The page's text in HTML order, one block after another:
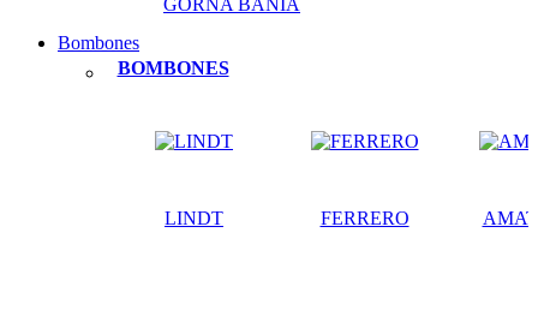
Bombones
BOMBONES
LINDT FERRERO